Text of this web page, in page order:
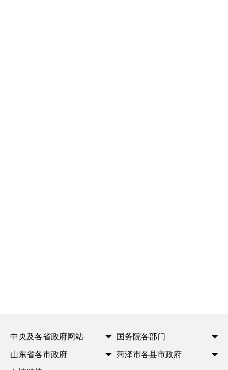
中央及各省政府网站 国务院各部门
山东省各市政府 菏泽市各县市政府